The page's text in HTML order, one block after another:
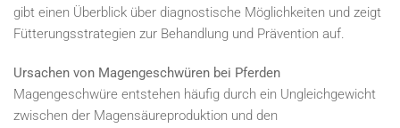
gibt einen Überblick über diagnostische Möglichkeiten und zeigt
Fütterungsstrategien zur Behandlung und Prävention auf.
Ursachen von Magengeschwüren bei Pferden
Magengeschwüre entstehen häufig durch ein Ungleichgewicht
zwischen der Magensäureproduktion und den